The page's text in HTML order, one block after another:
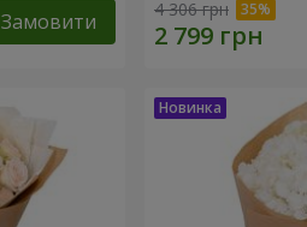
Замовити 4 306 грн